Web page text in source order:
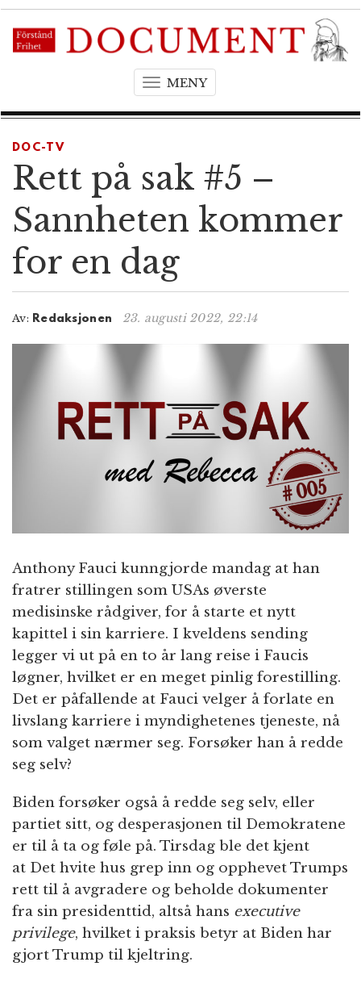
MENYT
g
e
a
t
DOC-TV
Rett på sak #5 –
Sannheten kommer
for en dag
Av: Redaksjonen 23. augusti 2022, 22:14
Anthony Fauci kunngjorde mandag at han
fratrer stillingen som USAs øverste
medisinske rådgiver, for å starte et nytt
kapittel i sin karriere. I kveldens sending
legger vi ut på en to år lang reise i Faucis
løgner, hvilket er en meget pinlig forestilling.
Det er påfallende at Fauci velger å forlate en
livslang karriere i myndighetenes tjeneste, nå
som valget nærmer seg. Forsøker han å redde
seg selv?
Biden forsøker også å redde seg selv, eller
partiet sitt, og desperasjonen til Demokratene
er til å ta og føle på. Tirsdag ble det kjent
at Det hvite hus grep inn og opphevet Trumps
rett til å avgradere og beholde dokumenter
fra sin presidenttid, altså hans executive
privilege, hvilket i praksis betyr at Biden har
gjort Trump til kjeltring.